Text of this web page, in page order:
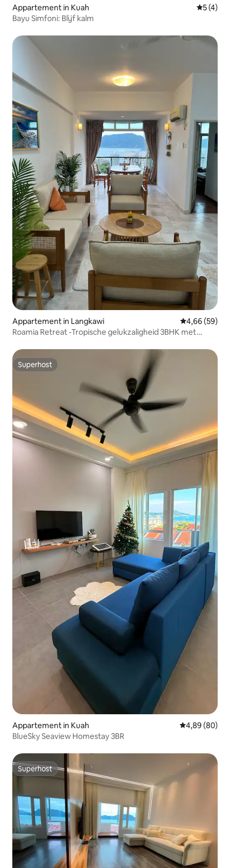
Appartement in Kuah
5 (4)
Bayu Simfoni: Blijf kalm
Appartement in Langkawi Gemiddelde
4,66 (59)
Roamia Retreat -Tropische gelukzaligheid 3BHK met
Superhost
Superhost
Appartement in Kuah Gemiddelde
4,89 (80)
BlueSky Seaview Homestay 3BR
Superhost
Superhost